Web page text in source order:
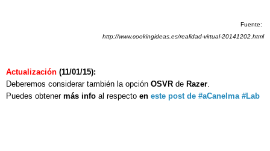
Fuente:
http://www.cookingideas.es/realidad-virtual-20141202.html
Actualización (11/01/15):
Deberemos considerar también la opción OSVR de Razer.
Puedes obtener más info al respecto en este post de #aCanelma #Lab